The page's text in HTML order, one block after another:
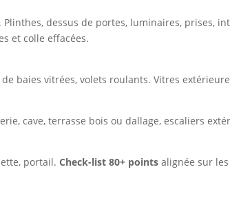
dessus de portes, luminaires, prises,
et colle effacées.
baies vitrées, volets roulants. Vitres
cave, terrasse bois ou dallage, escaliers
portail.Check-list 80+ points alignée sur